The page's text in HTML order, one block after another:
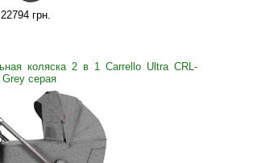
22794 грн.
коляска 2 в 1 Carrello Ultra CRL-
серая